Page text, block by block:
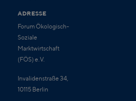
ADRESSE
Forum Ökologisch-
Soziale
Marktwirtschaft
(FÖS) e.V.
Invalidenstraße 34,
10115 Berlin